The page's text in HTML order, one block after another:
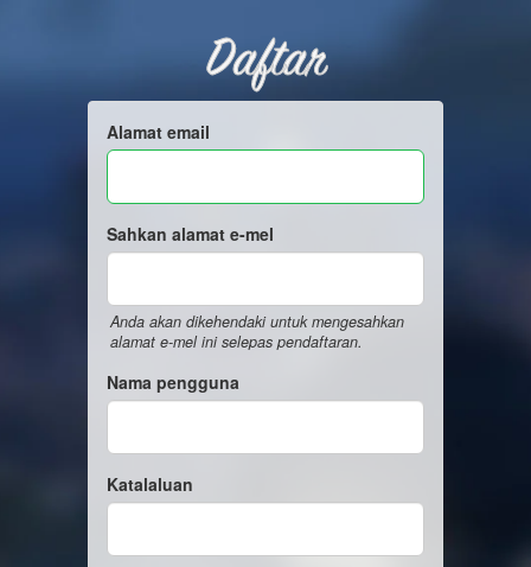
Daftar
Alamat email
Sahkan alamat e-mel
Anda akan dikehendaki untuk mengesahkan
alamat e-mel ini selepas pendaftaran.
Nama pengguna
Katalaluan